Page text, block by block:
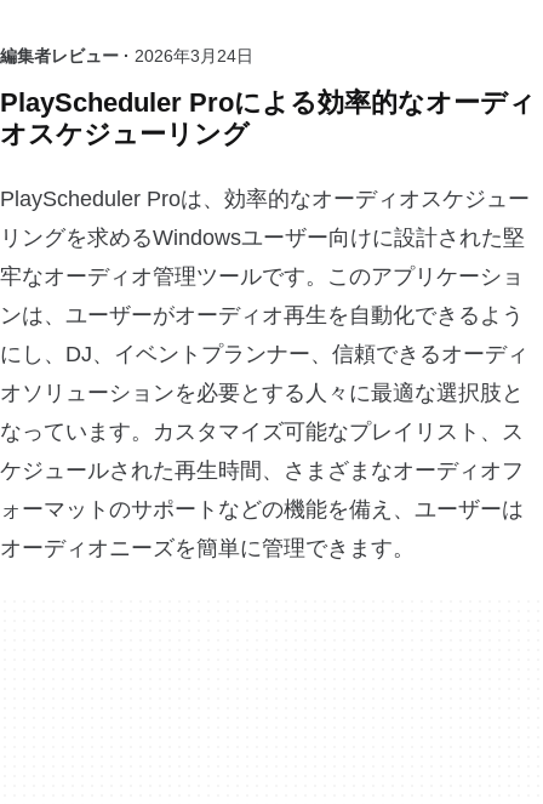
編集者レビュー · 2026年3月24日
PlayScheduler Proによる効率的なオーディ
オスケジューリング
PlayScheduler Proは、効率的なオーディオスケジュー
リングを求めるWindowsユーザー向けに設計された堅
牢なオーディオ管理ツールです。このアプリケーショ
ンは、ユーザーがオーディオ再生を自動化できるよう
にし、DJ、イベントプランナー、信頼できるオーディ
オソリューションを必要とする人々に最適な選択肢と
なっています。カスタマイズ可能なプレイリスト、ス
ケジュールされた再生時間、さまざまなオーディオフ
ォーマットのサポートなどの機能を備え、ユーザーは
オーディオニーズを簡単に管理できます。